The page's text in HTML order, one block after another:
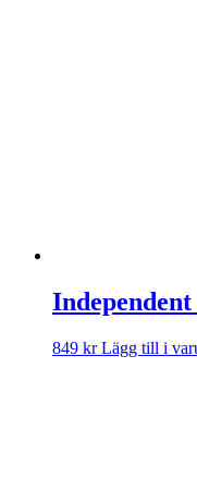
Independent
849 kr Lägg till i